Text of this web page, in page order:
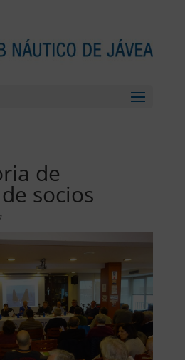
de
socios